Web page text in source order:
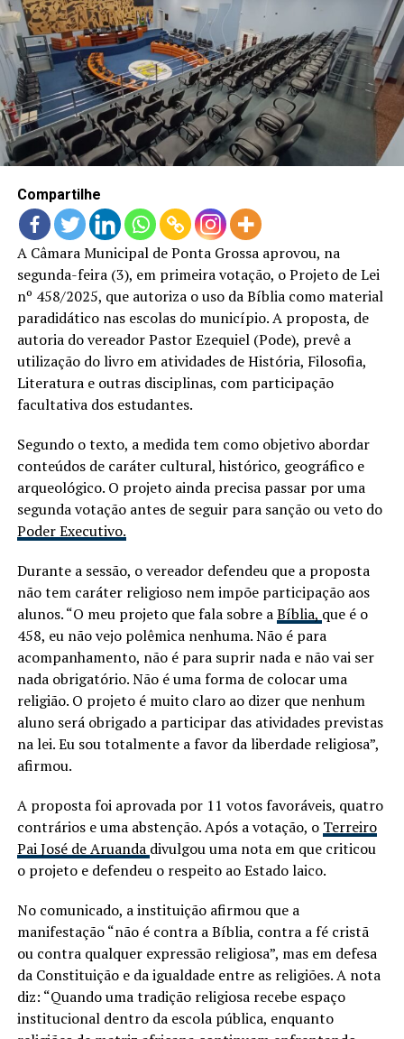
Compartilhe
A Câmara Municipal de Ponta Grossa aprovou, na
segunda-feira (3), em primeira votação, o Projeto de Lei
nº 458/2025, que autoriza o uso da Bíblia como material
paradidático nas escolas do município. A proposta, de
autoria do vereador Pastor Ezequiel (Pode), prevê a
utilização do livro em atividades de História, Filosofia,
Literatura e outras disciplinas, com participação
facultativa dos estudantes.
Segundo o texto, a medida tem como objetivo abordar
conteúdos de caráter cultural, histórico, geográfico e
arqueológico. O projeto ainda precisa passar por uma
segunda votação antes de seguir para sanção ou veto do
Poder Executivo.
Durante a sessão, o vereador defendeu que a proposta
não tem caráter religioso nem impõe participação aos
alunos. “O meu projeto que fala sobre aBíblia, que é o
458, eu não vejo polêmica nenhuma. Não é para
acompanhamento, não é para suprir nada e não vai ser
nada obrigatório. Não é uma forma de colocar uma
religião. O projeto é muito claro ao dizer que nenhum
aluno será obrigado a participar das atividades previstas
na lei. Eu sou totalmente a favor da liberdade religiosa”,
afirmou.
A proposta foi aprovada por 11 votos favoráveis, quatro
contrários e uma abstenção. Após a votação, o Terreiro
Pai José de Aruanda divulgou uma nota em que criticou
o projeto e defendeu o respeito ao Estado laico.
No comunicado, a instituição afirmou que a
manifestação “não é contra a Bíblia, contra a fé cristã
ou contra qualquer expressão religiosa”, mas em defesa
da Constituição e da igualdade entre as religiões. A nota
diz: “Quando uma tradição religiosa recebe espaço
institucional dentro da escola pública, enquanto